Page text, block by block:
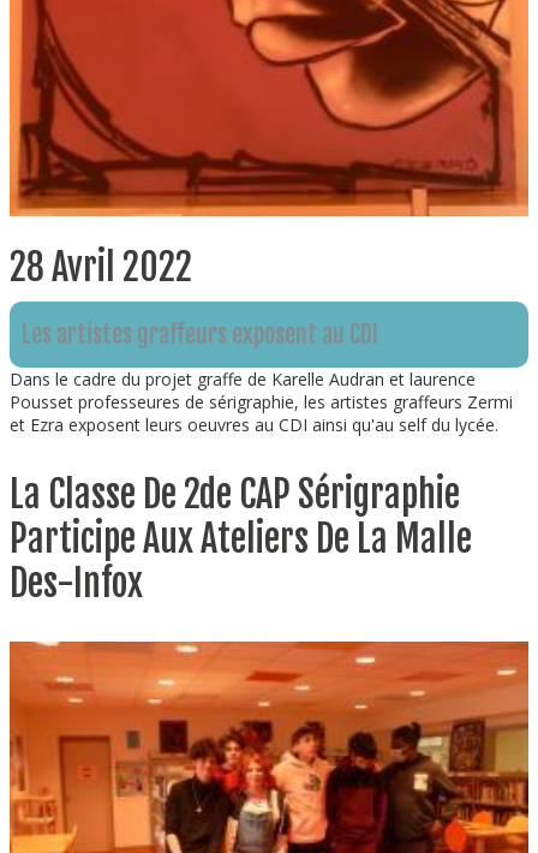
28 Avril 2022
Les artistes graffeurs exposent au CDI
Dans le cadre du projet graffe de Karelle Audran et laurence
Pousset professeures de sérigraphie, les artistes graffeurs Zermi
et Ezra exposent leurs oeuvres au CDI ainsi qu'au self du lycée.
La Classe De 2de CAP Sérigraphie
Participe Aux Ateliers De La Malle
Des-Infox